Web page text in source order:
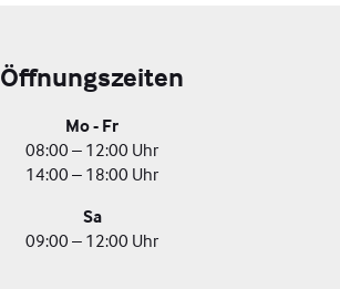
Öffnungszeiten
Mo - Fr
08:00 – 12:00 Uhr
14:00 – 18:00 Uhr
Sa
09:00 – 12:00 Uhr